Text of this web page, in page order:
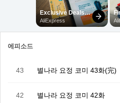
에피소드
43 별나라 요정 코미 43화(完)
42 별나라 요정 코미 42화